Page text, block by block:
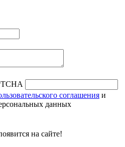
соглашения и
данных
на сайте!